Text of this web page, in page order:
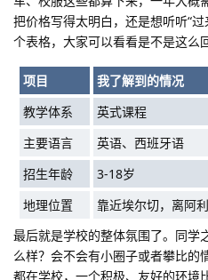
把价格写得太明白，还是想听听“
个表格，大家可以看看是不是这么
项目
我了解到的情况
教学体系
英式课程
主要语言
英语、西班牙语
招生年龄
3-18岁
地理位置
靠近埃尔切，离阿
最后就是学校的整体氛围了。同学
么样？会不会有小圈子或者攀比的
都在学校，一个积极、友好的环境